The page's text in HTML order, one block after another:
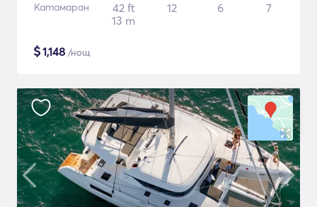
Катамаран
42 ft
13 m
12 6 7
$1,148 /нощ